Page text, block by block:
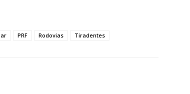
PRF Rodovias Tiradentes